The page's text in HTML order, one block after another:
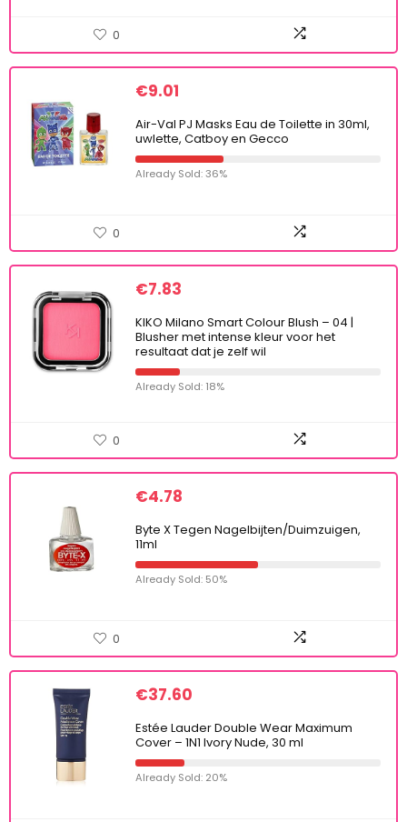
0
€9.01
Air-Val PJ Masks Eau de Toilette in 30ml,
uwlette, Catboy en Gecco
Already Sold: 36%
0
€7.83
KIKO Milano Smart Colour Blush – 04 |
Blusher met intense kleur voor het
resultaat dat je zelf wil
Already Sold: 18%
0
€4.78
Byte X Tegen Nagelbijten/Duimzuigen,
11ml
Already Sold: 50%
0
€37.60
Estée Lauder Double Wear Maximum
Cover – 1N1 Ivory Nude, 30 ml
Already Sold: 20%